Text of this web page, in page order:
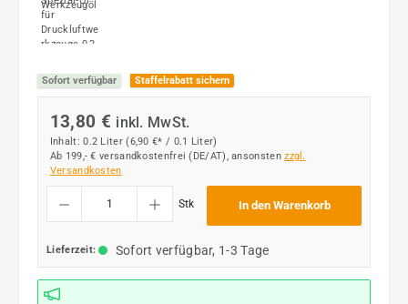
Sofort verfügbar Staffelrabatt sichern
13,80 € inkl. MwSt.
Inhalt:0.2 Liter(6,90 €* / 0.1 Liter)
Ab 199,- € versandkostenfrei (DE/AT), ansonstenzzgl.
Versandkosten
Produkt Anzahl: Gib den gewünschten Wert ein oder benutze die Schaltflächen um
Stk In den Warenkorb
Lieferzeit: Sofort verfügbar, 1-3 Tage